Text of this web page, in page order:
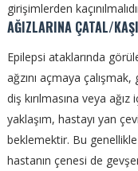
girişimlerden
AĞIZLARINA ÇATAL/
Epilepsi ataklarında
ağzını açmaya
diş kırılmasına veya
yaklaşım, hastayı yan
beklemektir. Bu
hastanın çenesi de